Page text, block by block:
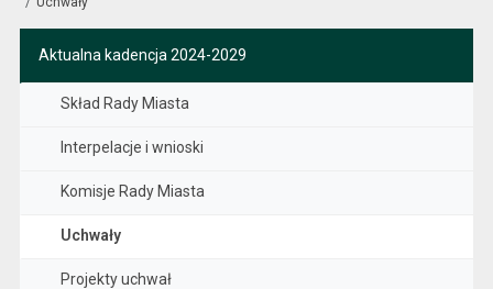
Aktualna kadencja 2024-2029
Skład Rady Miasta
Interpelacje i wnioski
Komisje Rady Miasta
Uchwały
Projekty uchwał